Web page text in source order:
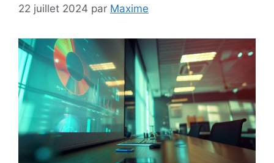
22 juillet 2024 par Maxime